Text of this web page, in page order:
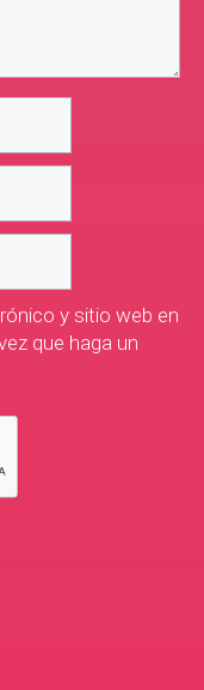
y sitio web en
que haga un